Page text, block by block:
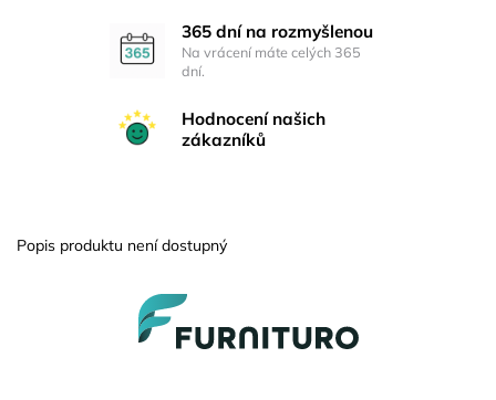
365 dní na rozmyšlenou
Na vrácení máte celých 365
dní.
Hodnocení našich
zákazníků
Popis produktu není dostupný